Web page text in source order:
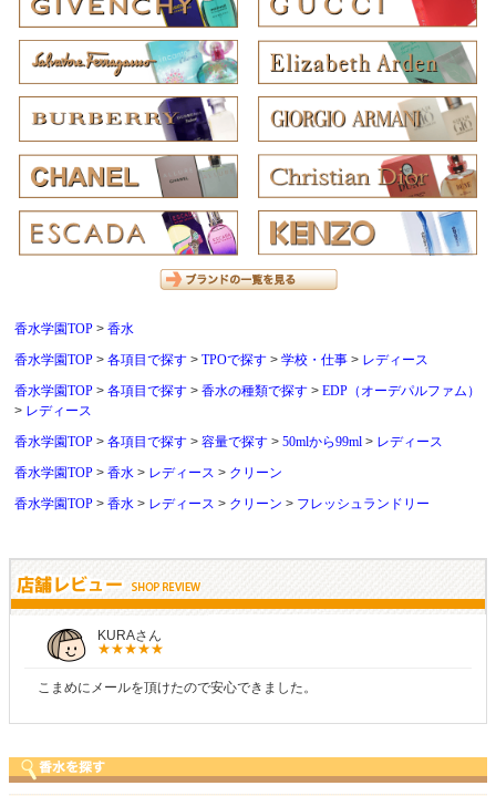
香水学園TOP
香水
香水学園TOP
各項目で探す TPOで探す 学校・仕事
レディース
香水学園TOP
各項目で探す 香水の種類で探す
EDP（オーデパルファム）
レディース
香水学園TOP
各項目で探す 容量で探す 50mlから99ml
レディース
香水学園TOP
香水 レディース
クリーン
香水学園TOP
香水 レディース クリーン フレッシュランドリー
商品が早く届いたのでよかったです。また利用させて